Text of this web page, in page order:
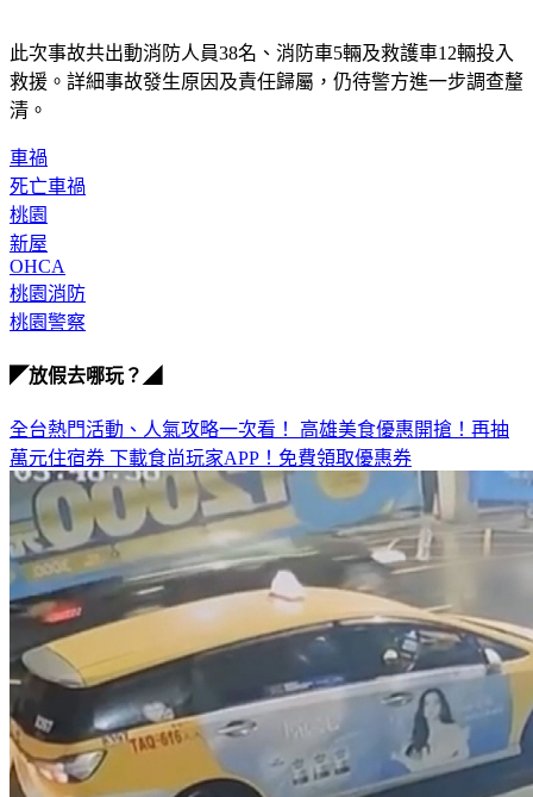
此次事故共出動消防人員38名、消防車5輛及救護車12輛投入
救援。詳細事故發生原因及責任歸屬，仍待警方進一步調查釐
清。
車禍
死亡車禍
桃園
新屋
OHCA
桃園消防
桃園警察
◤放假去哪玩？◢
全台熱門活動、人氣攻略一次看！ 高雄美食優惠開搶！再抽
萬元住宿券 下載食尚玩家APP！免費領取優惠券